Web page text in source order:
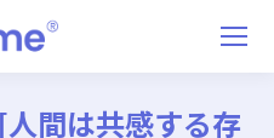
間は共感する存